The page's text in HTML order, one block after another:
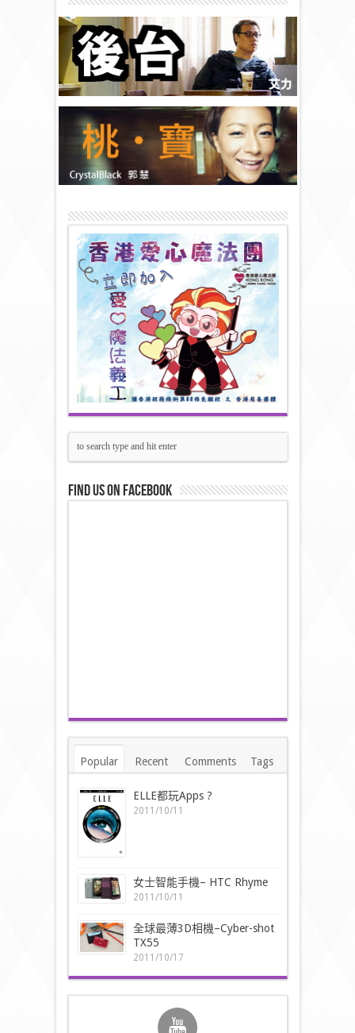
Find us on Facebook
Popular Recent Comments Tags
ELLE都玩Apps ?
2011/10/11
女士智能手機– HTC Rhyme
2011/10/11
全球最薄3D相機–Cyber-shot
TX55
2011/10/17